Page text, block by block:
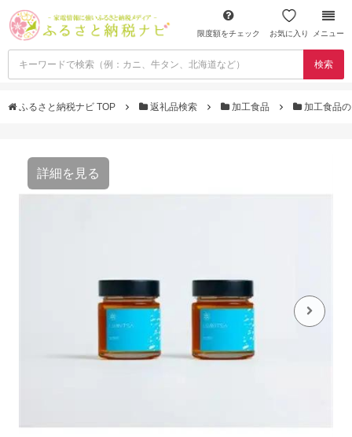
限度額をチェック お気に入り メニュー
検索
ふるさと納税ナビ TOP 返礼品検索 加工食品 加工食品
詳細を見る